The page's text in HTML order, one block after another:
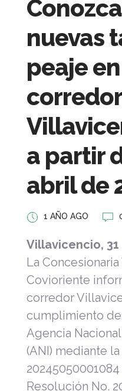
nuevas
peaje
corredor
a partir
abril de
1 AÑO AGO
Villavicencio,
La
Covioriente
corredor
cumplimiento
Agencia
(ANI) mediante
Resolución No.